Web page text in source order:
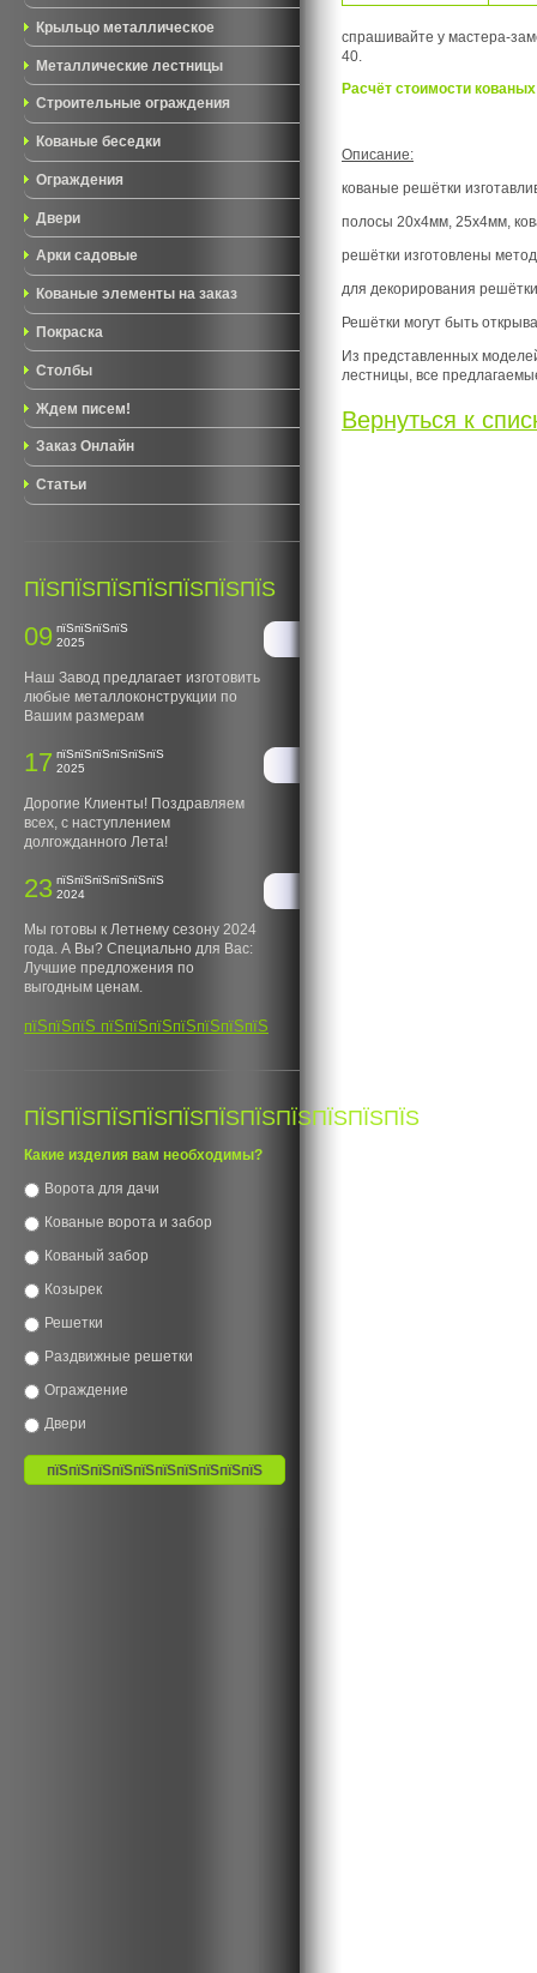
Крыльцо металлическое
Металлические лестницы
Строительные ограждения
Кованые беседки
Ограждения
Двери
Арки садовые
Кованые элементы на заказ
Покраска
Столбы
Ждем писем!
Заказ Онлайн
Статьи
ПЇЅПЇЅПЇЅПЇЅПЇЅПЇЅПЇЅ
09 пїЅпїЅпїЅпїЅ
2025
Наш Завод предлагает изготовить
любые металлоконструкции по
Вашим размерам
17 пїЅпїЅпїЅпїЅпїЅпїЅ
2025
Дорогие Клиенты! Поздравляем
всех, с наступлением
долгожданного Лета!
23 пїЅпїЅпїЅпїЅпїЅпїЅ
2024
Мы готовы к Летнему сезону 2024
года. А Вы? Специально для Вас:
Лучшие предложения по
выгодным ценам.
пїЅпїЅпїЅ пїЅпїЅпїЅпїЅпїЅпїЅпїЅ
ПЇЅПЇЅПЇЅПЇЅПЇЅПЇЅПЇЅПЇЅПЇЅПЇЅПЇЅ
Какие изделия вам необходимы?
Ворота для дачи
Кованые ворота и забор
Кованый забор
Козырек
Решетки
Раздвижные решетки
Ограждение
Двери
спрашивайте у мастера-
40.
Расчёт стоимости
Описание:
кованые решётки
полосы 20х4мм, 25х4мм,
решётки изготовлены
для декорирования
Решётки могут быть
Из представленных
лестницы, все
Вернуться к